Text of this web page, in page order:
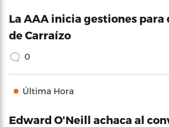
La AAA inicia gestiones para
de Carraízo
0
Última Hora
Edward O'Neill achaca al